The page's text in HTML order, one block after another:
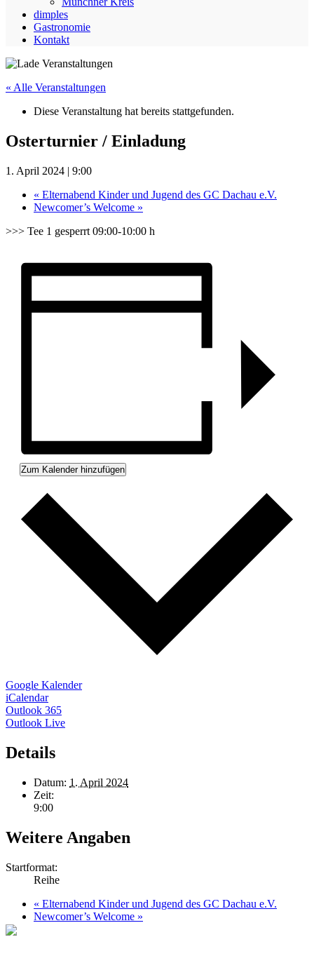
dimples
Gastronomie
Kontakt
« Alle Veranstaltungen
Diese Veranstaltung hat bereits stattgefunden.
Osterturnier / Einladung
1. April 2024 | 9:00
« Elternabend Kinder und Jugend des GC Dachau e.V.
Newcomer’s Welcome »
>>> Tee 1 gesperrt 09:00-10:00 h
Zum Kalender hinzufügen
Google Kalender
iCalendar
Outlook 365
Outlook Live
Details
Datum: 1. April 2024
Zeit:
9:00
Weitere Angaben
Startformat:
Reihe
« Elternabend Kinder und Jugend des GC Dachau e.V.
Newcomer’s Welcome »